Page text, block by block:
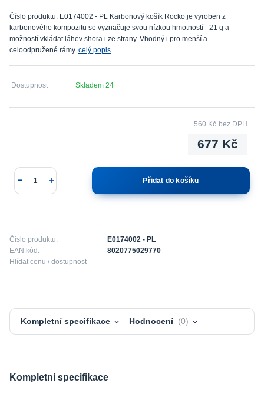
Číslo produktu: E0174002 - PL Karbonový košík Rocko je vyroben z
karbonového kompozitu se vyznačuje svou nízkou hmotností - 21 g a
možností vkládat láhev shora i ze strany. Vhodný i pro menší a
celoodpružené rámy. celý popis
Dostupnost Skladem 24
677 Kč
560 Kč bez DPH
Přidat do košíku
Číslo produktu:
E0174002 - PL
EAN kód:
8020775029770
Hlídat cenu / dostupnost
Kompletní specifikace Hodnocení 0
Kompletní specifikace